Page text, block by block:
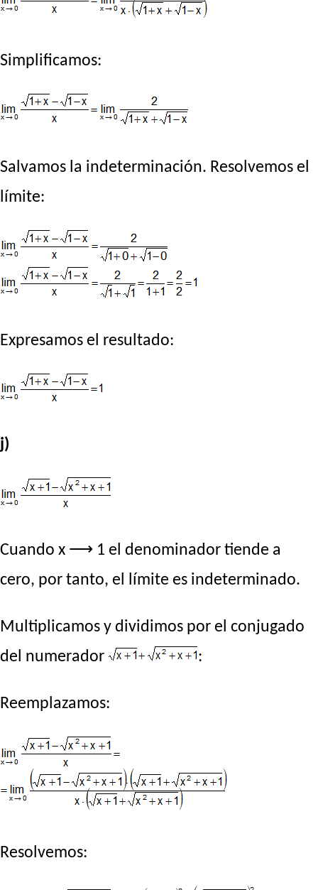
Simplificamos:
Salvamos la indeterminación. Resolvemos el
límite:
Expresamos el resultado:
j)
Cuando x ⟶ 1 el denominador tiende a
cero, por tanto, el límite es indeterminado.
Multiplicamos y dividimos por el conjugado
del numerador
:
Reemplazamos:
Resolvemos: